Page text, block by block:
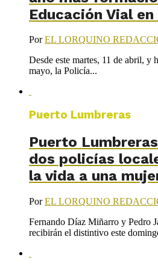
Educación Vial
PorEL LORQUINO
Desde este martes, 11 de abril, y
mayo, la Policía...
Puerto Lumbreras
Puerto
dos policías
la vida a una
PorEL LORQUINO
Fernando Díaz Miñarro y Pedro
recibirán el distintivo este